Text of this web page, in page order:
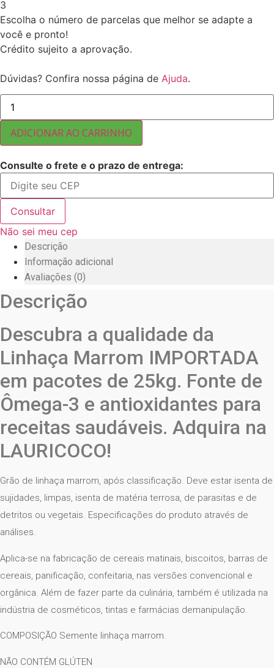
3
Escolha o número de parcelas que melhor se adapte a
você e pronto!
Crédito sujeito a aprovação.
Dúvidas? Confira nossa página de Ajuda.
LINHAÇA
MARROM
IMPORTADA
25
KG
quantidade
ADICIONAR AO CARRINHO
Consulte o frete e o prazo de entrega:
Consultar
Não sei meu cep
Descrição
Informação adicional
Avaliações (0)
Descrição
Descubra a qualidade da
Linhaça Marrom IMPORTADA
em pacotes de 25kg. Fonte de
Ômega-3 e antioxidantes para
receitas saudáveis. Adquira na
LAURICOCO!
Grão de linhaça marrom, após classificação. Deve estar isenta de
sujidades, limpas, isenta de matéria terrosa, de parasitas e de
detritos ou vegetais. Especificações do produto através de
análises.
Aplica-se na fabricação de cereais matinais, biscoitos, barras de
cereais, panificação, confeitaria, nas versões convencional e
orgânica. Além de fazer parte da culinária, também é utilizada na
indústria de cosméticos, tintas e farmácias demanipulação.
COMPOSIÇÃO Semente linhaça marrom.
NÃO CONTÉM GLÚTEN